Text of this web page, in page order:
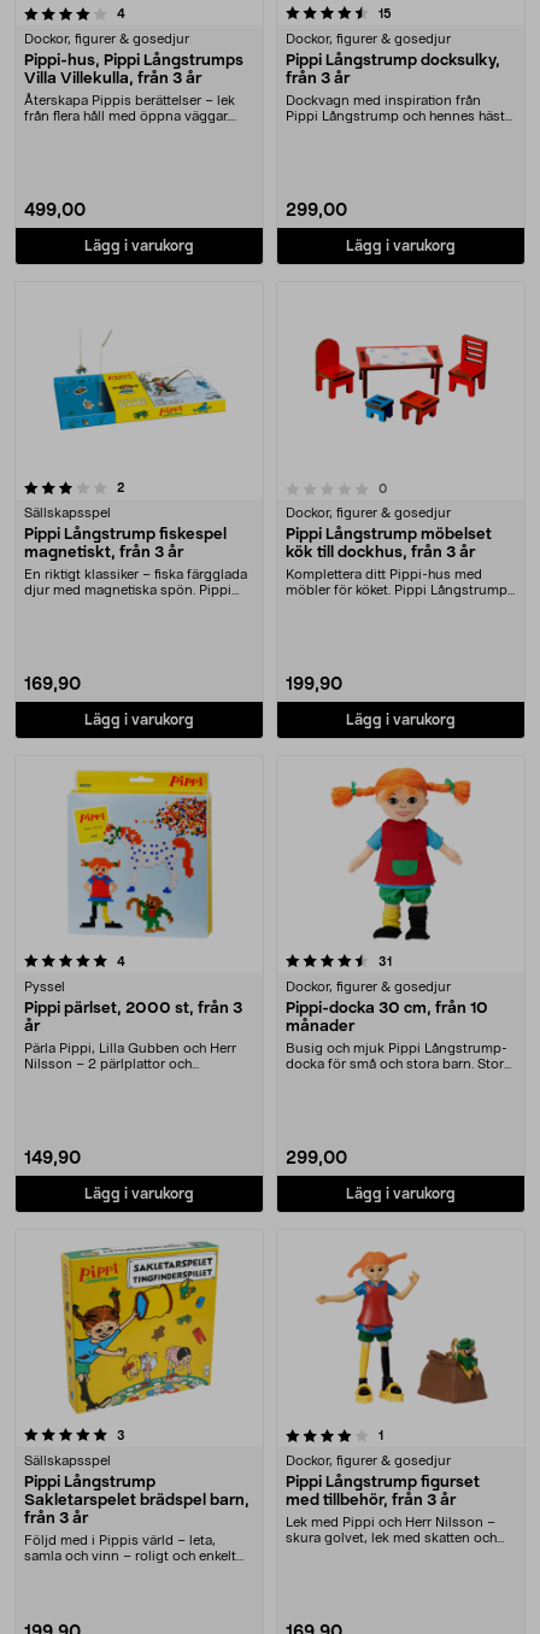
4recensioner
Dockor, figurer & gosedjur
Pippi-hus, Pippi Långstrumps
Villa Villekulla, från 3 år
Återskapa Pippis berättelser – lek
från flera håll med öppna väggar.
499,00
Lägg i varukorg
4.5 av 5 stjärnor 15
Dockor, figurer & gosedjur
Pippi Långstrump docksulky,
från 3 år
Dockvagn med inspiration från
Pippi Långstrump och hennes häst
299,00
Lägg i varukorg
2recensioner
Sällskapsspel
Pippi Långstrump fiskespel
magnetiskt, från 3 år
En riktigt klassiker – fiska färgglada
djur med magnetiska spön. Pippi
169,90
Lägg i varukorg
0.0 av 5 stjärnor 0recensioner
Dockor, figurer & gosedjur
Pippi Långstrump möbelset
kök till dockhus, från 3 år
Komplettera ditt Pippi-hus med
möbler för köket. Pippi Långstrump
199,90
Lägg i varukorg
4recensioner
Pyssel
Pippi pärlset, 2000 st, från 3
år
Pärla Pippi, Lilla Gubben och Herr
Nilsson – 2 pärlplattor och
149,90
Lägg i varukorg
4.5 av 5 stjärnor 31
Dockor, figurer & gosedjur
Pippi-docka 30 cm, från 10
månader
Busig och mjuk Pippi Långstrump-
docka för små och stora barn. Stor
299,00
Lägg i varukorg
3
Sällskapsspel
Pippi Långstrump
Sakletarspelet brädspel barn,
från 3 år
Följd med i Pippis värld – leta,
samla och vinn – roligt och enkelt
4.0 av 5 stjärnor 1
Dockor, figurer & gosedjur
Pippi Långstrump figurset
med tillbehör, från 3 år
Lek med Pippi och Herr Nilsson –
skura golvet, lek med skatten och